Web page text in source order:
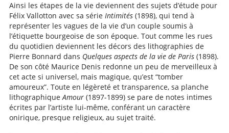
Ainsi les étapes de la vie deviennent des sujets d’étude pour
Félix Vallotton avec sa série Intimités (1898), qui tend à
représenter les vagues de la vie d’un couple soumis à
l’étiquette bourgeoise de son époque. Tout comme les rues
du quotidien deviennent les décors des lithographies de
Pierre Bonnard dans Quelques aspects de la vie de Paris (1898).
De son côté Maurice Denis redonne un peu de merveilleux à
cet acte si universel, mais magique, qu’est “tomber
amoureux”. Toute en légèreté et transparence, sa planche
lithographiqueAmour (1897-1899) se pare de notes intimes
écrites par l’artiste lui-même, conférant un caractère
onirique, presque religieux, au sujet traité.